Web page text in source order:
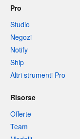
Pro
Studio
Negozi
Notify
Ship
Altri strumenti Pro
Risorse
Offerte
Team